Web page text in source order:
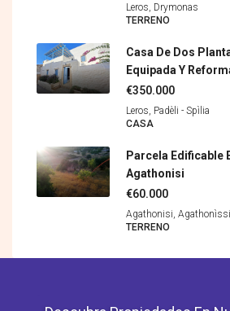
Leros, Drymonas
TERRENO
Casa De Dos
Equipada Y
€350.000
Leros, Padèli - Spìlia
CASA
Parcela Edificable
Agathonisi
€60.000
Agathonisi, Agathonìssi
TERRENO